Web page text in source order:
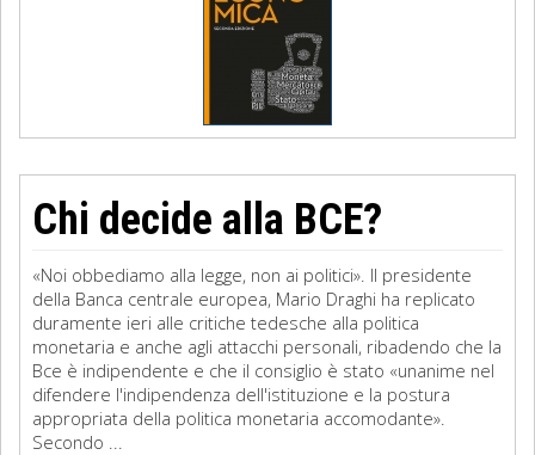
Chi decide alla BCE?
«Noi obbediamo alla legge, non ai politici». Il presidente
della Banca centrale europea, Mario Draghi ha replicato
duramente ieri alle critiche tedesche alla politica
monetaria e anche agli attacchi personali, ribadendo che la
Bce è indipendente e che il consiglio è stato «unanime nel
difendere l'indipendenza dell'istituzione e la postura
appropriata della politica monetaria accomodante».
Secondo ...